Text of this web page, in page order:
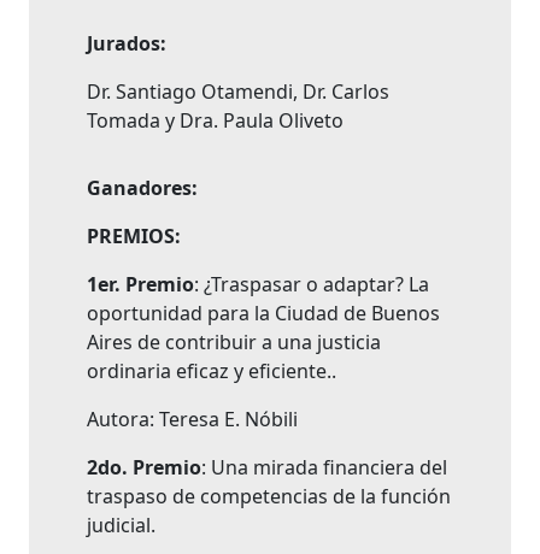
Jurados:
Dr. Santiago Otamendi, Dr. Carlos
Tomada y Dra. Paula Oliveto
Ganadores:
PREMIOS:
1er. Premio: ¿Traspasar o adaptar? La
oportunidad para la Ciudad de Buenos
Aires de contribuir a una justicia
ordinaria eficaz y eficiente..
Autora: Teresa E. Nóbili
2do. Premio: Una mirada financiera del
traspaso de competencias de la función
judicial.